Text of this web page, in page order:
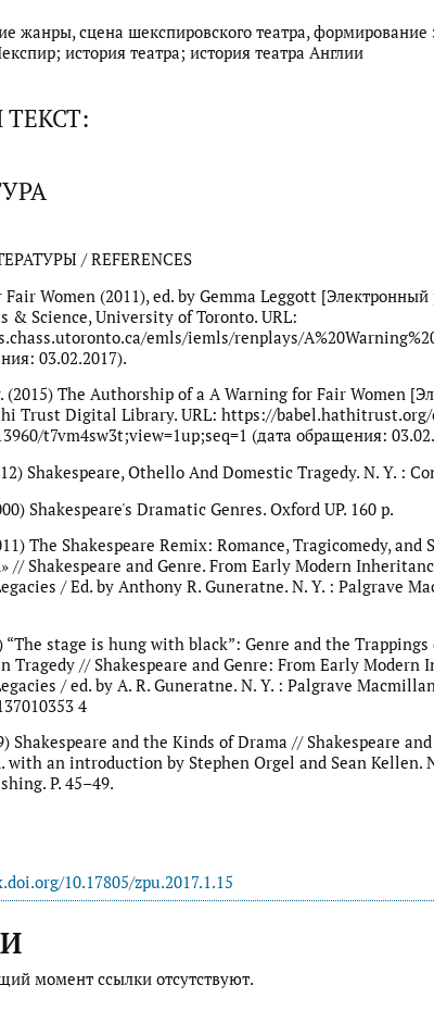
жанры, сцена шекспировского театра, формирование
история театра; история театра Англии
/ REFERENCES
Women (2011), ed. by Gemma Leggott [Электронный
& Science, University of Toronto. URL:
emls/iemls/renplays/
03.02.2017).
(2015) The Authorship of a A Warning for Fair Women
Trust Digital Library. URL: https://
t7vm4sw3t;view=1up;seq=1 (дата обращения:
Shakespeare, Othello And Domestic Tragedy. N. Y. :
Shakespeare's Dramatic Genres. Oxford UP. 160 р.
The Shakespeare Remix: Romance, Tragicomedy, and
// Shakespeare and Genre. From Early Modern
/ Ed. by Anthony R. Guneratne. N. Y. : Palgrave
“The stage is hung with black”: Genre and the
Tragedy // Shakespeare and Genre: From Early Modern
/ ed. by A. R. Guneratne. N. Y. : Palgrave
4
Shakespeare and the Kinds of Drama // Shakespeare
with an introduction by Stephen Orgel and Sean Kellen.
P. 45–49.
10.17805/zpu.2017.1.15
момент ссылки отсутствуют.